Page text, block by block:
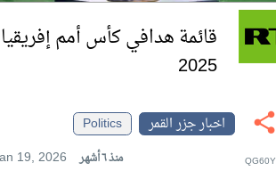
قائمة هدافي كأس أمم إفريقيا
2025
اخبار جزر القمر
Politics
19, 2026
منذ ٦ أشهر